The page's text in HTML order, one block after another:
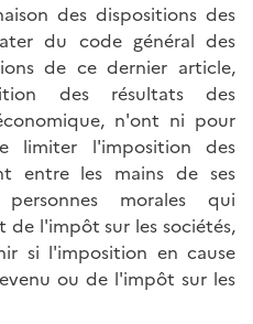
des dispositions des
du code général des
de ce dernier article,
des résultats des
n'ont ni pour
l'imposition des
entre les mains de ses
morales qui
de l'impôt sur les sociétés,
si l'imposition en cause
ou de l'impôt sur les